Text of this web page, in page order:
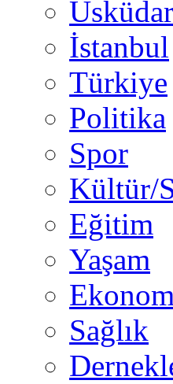
Üsküdar
İstanbul
Türkiye
Politika
Spor
Kültür/
Eğitim
Yaşam
Sağlık